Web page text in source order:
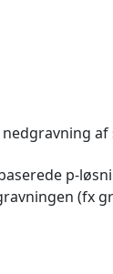
af
p-
(fx